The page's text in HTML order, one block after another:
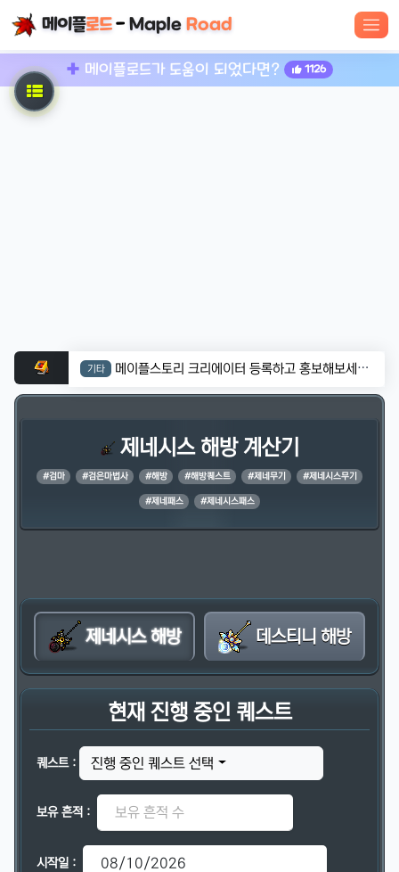
메이플로드- Maple Road
메이플로드가 도움이 되었다면? 1126
기타 메이플스토리 크리에이터 등록하고 홍보해보세요!
제네시스 해방 계산기
#검마 #검은마법사 #해방 #해방퀘스트 #제네무기 #제네시스무기
#제네패스 #제네시스패스
제네시스 해방 데스티니 해방
현재 진행 중인 퀘스트
퀘스트 : 진행 중인 퀘스트 선택
보유 흔적 :
시작일 :